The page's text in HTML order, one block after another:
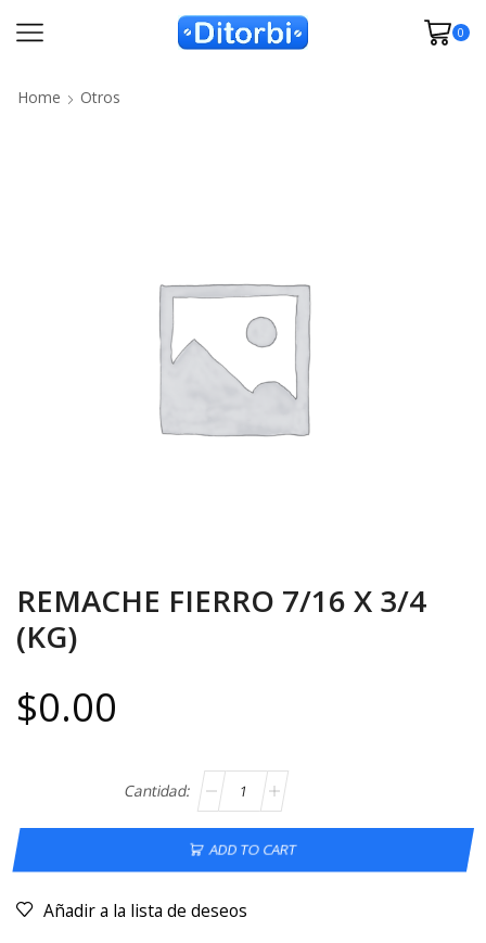
0
Home Otros
REMACHE FIERRO 7/16 X 3/4
(KG)
$0.00
ADD TO CART
Añadir a la lista de deseos